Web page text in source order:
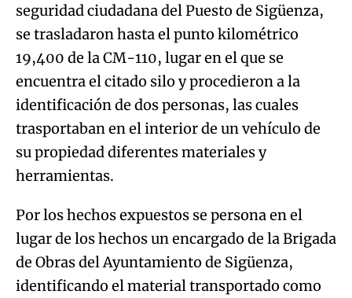
seguridad ciudadana del Puesto de Sigüenza,
se trasladaron hasta el punto kilométrico
19,400 de la CM-110, lugar en el que se
encuentra el citado silo y procedieron a la
identificación de dos personas, las cuales
trasportaban en el interior de un vehículo de
su propiedad diferentes materiales y
herramientas.
Por los hechos expuestos se persona en el
lugar de los hechos un encargado de la Brigada
de Obras del Ayuntamiento de Sigüenza,
identificando el material transportado como